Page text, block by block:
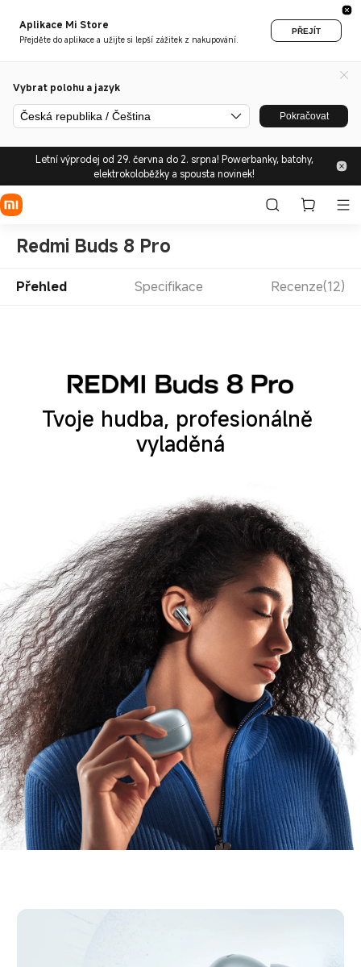
Aplikace Mi Store
Přejděte do aplikace a užijte si lepší zážitek z nakupování.
PŘEJÍT
Vybrat polohu a jazyk
Česká republika / Čeština Pokračovat
Letní výprodej od 29. června do 2. srpna! Powerbanky, batohy,
elektrokoloběžky a spousta novinek!
Redmi Buds 8 Pro
Přehled Specifikace Recenze(12)
Tvoje hudba, profesionálně
vyladěná